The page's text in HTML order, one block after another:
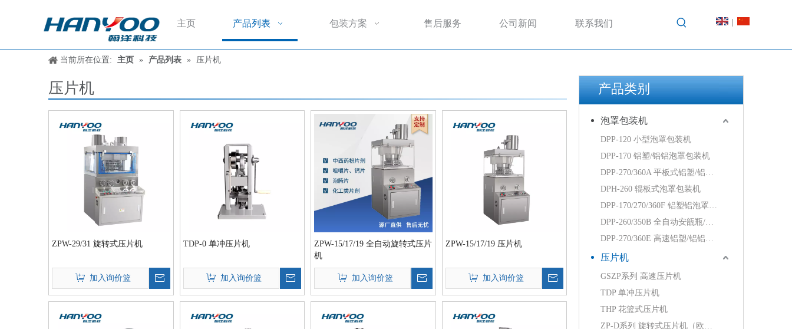
主页 产品列表 包装方案 售后服务 公司新闻 联系我们
当前所在位置: 主页 » 产品列表 » 压片机
压片机
ZPW-29/31 旋转式压片机
加入询价篮
TDP-0 单冲压片机
加入询价篮
ZPW-15/17/19 全自动旋转式压片
机
加入询价篮
ZPW-15/17/19 压片机
加入询价篮
产品类别
泡罩包装机
DPP-120 小型泡罩包装机
DPP-170 铝塑/铝铝泡罩包装机
DPH-260 辊板式泡罩包装机
压片机
GSZP系列 高速压片机
TDP 单冲压片机
THP 花篮式压片机